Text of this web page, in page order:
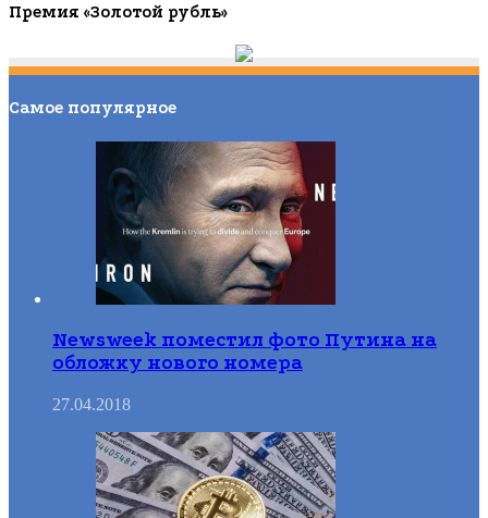
Премия «Золотой рубль»
Самое популярное
Newsweek поместил фото Путина на
обложку нового номера
27.04.2018